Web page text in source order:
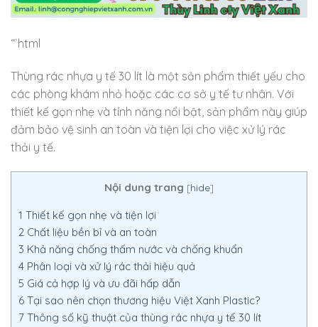
“`html
Thùng rác nhựa y tế 30 lít là một sản phẩm thiết yếu cho
các phòng khám nhỏ hoặc các cơ sở y tế tư nhân. Với
thiết kế gọn nhẹ và tính năng nổi bật, sản phẩm này giúp
đảm bảo vệ sinh an toàn và tiện lợi cho việc xử lý rác
thải y tế.
Nội dung trang [hide]
1 Thiết kế gọn nhẹ và tiện lợi
2 Chất liệu bền bỉ và an toàn
3 Khả năng chống thấm nước và chống khuẩn
4 Phân loại và xử lý rác thải hiệu quả
5 Giá cả hợp lý và ưu đãi hấp dẫn
6 Tại sao nên chọn thương hiệu Việt Xanh Plastic?
7 Thông số kỹ thuật của thùng rác nhựa y tế 30 lít